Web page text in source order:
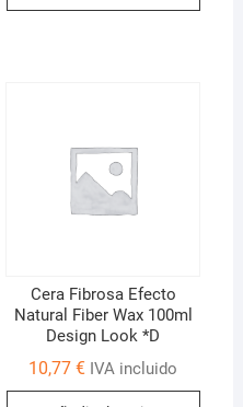
Cera Fibrosa Efecto
Natural Fiber Wax 100ml
Design Look *D
10,77€ IVA incluido